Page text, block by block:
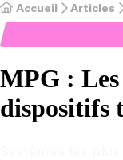
Accueil Articles
MPG : Les
dispositifs